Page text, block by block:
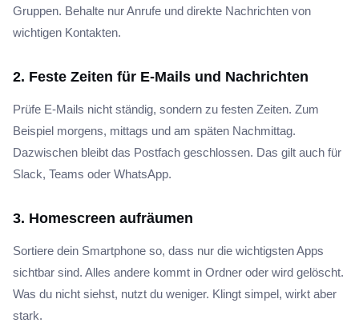
Gruppen. Behalte nur Anrufe und direkte Nachrichten von
wichtigen Kontakten.
2. Feste Zeiten für E-Mails und Nachrichten
Prüfe E-Mails nicht ständig, sondern zu festen Zeiten. Zum
Beispiel morgens, mittags und am späten Nachmittag.
Dazwischen bleibt das Postfach geschlossen. Das gilt auch für
Slack, Teams oder WhatsApp.
3. Homescreen aufräumen
Sortiere dein Smartphone so, dass nur die wichtigsten Apps
sichtbar sind. Alles andere kommt in Ordner oder wird gelöscht.
Was du nicht siehst, nutzt du weniger. Klingt simpel, wirkt aber
stark.